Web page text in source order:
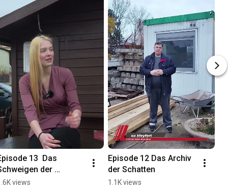
13  Das
der
views
Episode 12 Das Archiv
der Schatten
1.1K views